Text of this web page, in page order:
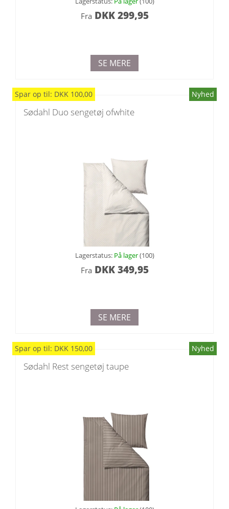
Fra DKK299,95
SE MERE
Spar op til: DKK 100,00 Nyhed
Sødahl Duo sengetøj ofwhite
Lagerstatus: På lager(100)
Fra DKK349,95
SE MERE
Spar op til: DKK 150,00 Nyhed
Sødahl Rest sengetøj taupe